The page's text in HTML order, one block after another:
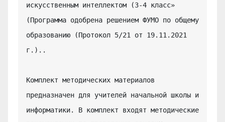
искусственным интеллектом (3-4 класс»
(Программа одобрена решением ФУМО по общему
образованию (Протокол 5/21 от 19.11.2021
г.)..
Комплект методических материалов
предназначен для учителей начальной школы и
информатики. В комплект входят методические